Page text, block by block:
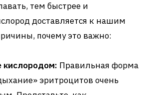
тем быстрее и
доставляется к нашим
почему это важно:
Правильная форма
эритроцитов очень